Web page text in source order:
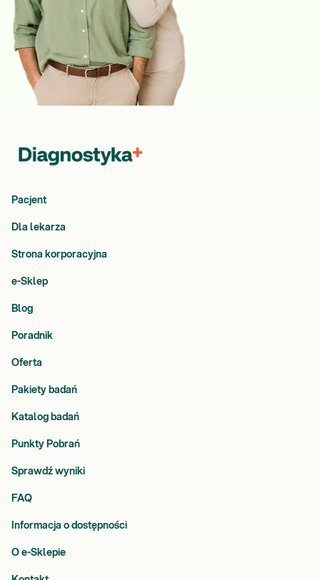
Pacjent
Dla lekarza
Strona korporacyjna
e-Sklep
Blog
Poradnik
Oferta
Pakiety badań
Katalog badań
Punkty Pobrań
Sprawdź wyniki
FAQ
Informacja o dostępności
O e-Sklepie